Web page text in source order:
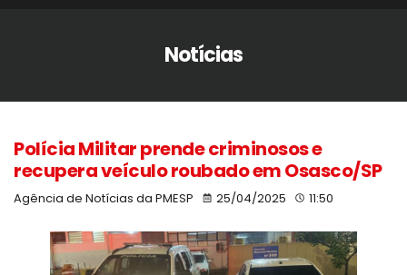
Notícias
Polícia Militar prende criminosos e
recupera veículo roubado em Osasco/SP
Agência de Notícias da PMESP 25/04/2025 11:50